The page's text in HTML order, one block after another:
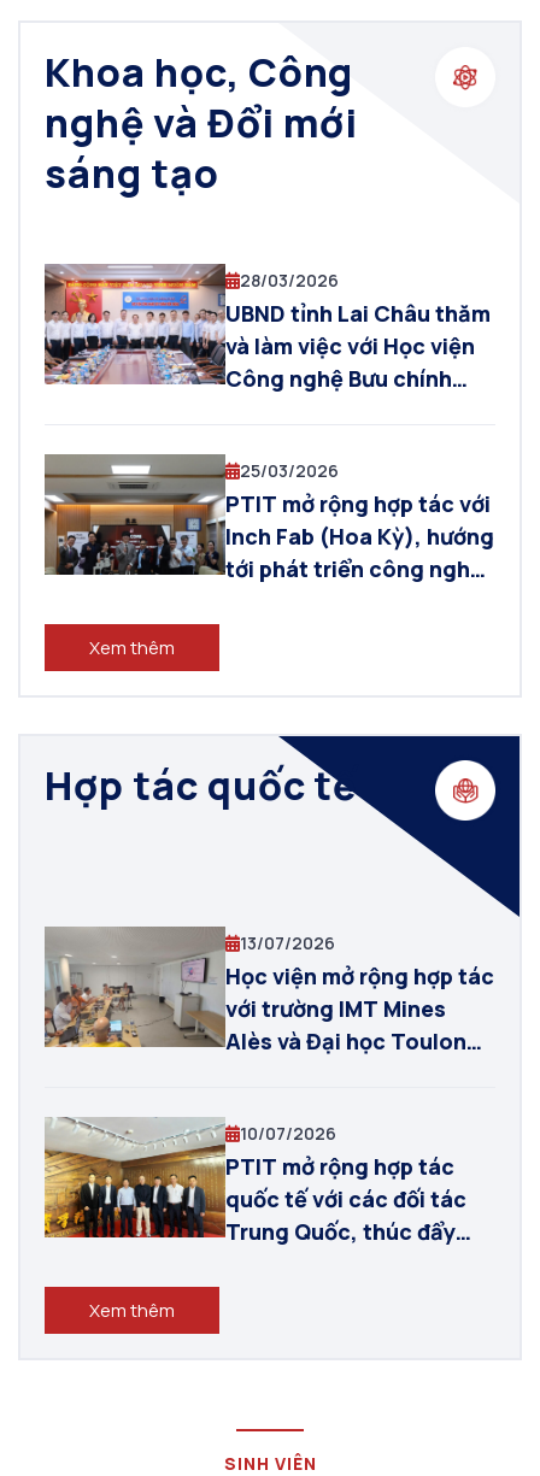
Khoa học, Công
nghệ và Đổi mới
sáng tạo
28/03/2026
UBND tỉnh Lai Châu thăm
và làm việc với Học viện
Công nghệ Bưu chính
25/03/2026
PTIT mở rộng hợp tác với
Inch Fab (Hoa Kỳ), hướng
tới phát triển công nghệ
Xem thêm
Hợp tác quốc tế
13/07/2026
Học viện mở rộng hợp tác
với trường IMT Mines
Alès và Đại học Toulon
10/07/2026
PTIT mở rộng hợp tác
quốc tế với các đối tác
Trung Quốc, thúc đẩy
Xem thêm
SINH VIÊN